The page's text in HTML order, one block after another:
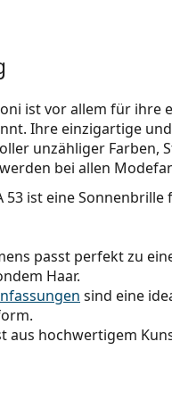
ist vor allem für
Ihre einzigartige
unzähliger Farben,
bei allen
53 ist eine Sonnenbrille
passt perfekt zu
Haar.
sind eine
aus hochwertigem